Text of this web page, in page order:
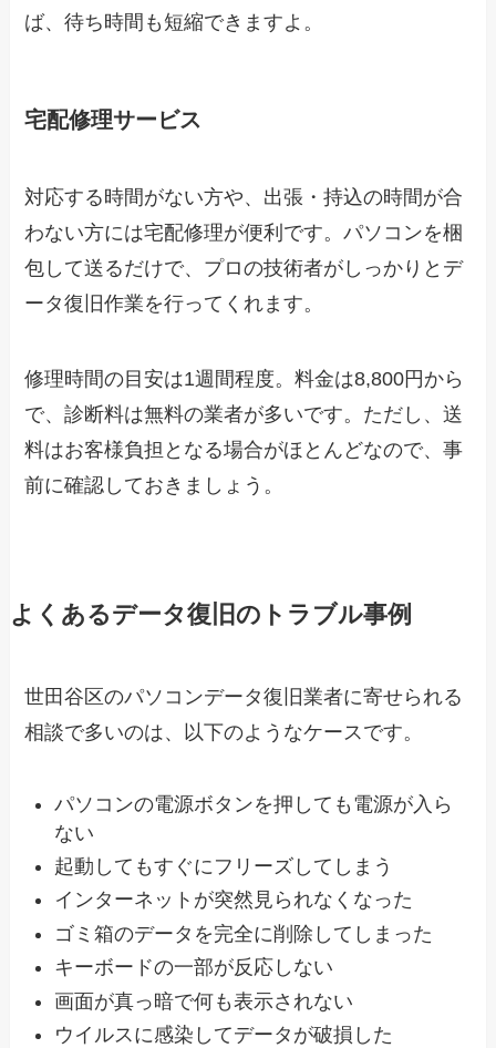
ば、待ち時間も短縮できますよ。
宅配修理サービス
対応する時間がない方や、出張・持込の時間が合
わない方には宅配修理が便利です。パソコンを梱
包して送るだけで、プロの技術者がしっかりとデ
ータ復旧作業を行ってくれます。
修理時間の目安は1週間程度。料金は8,800円から
で、診断料は無料の業者が多いです。ただし、送
料はお客様負担となる場合がほとんどなので、事
前に確認しておきましょう。
よくあるデータ復旧のトラブル事例
世田谷区のパソコンデータ復旧業者に寄せられる
相談で多いのは、以下のようなケースです。
パソコンの電源ボタンを押しても電源が入ら
ない
起動してもすぐにフリーズしてしまう
インターネットが突然見られなくなった
ゴミ箱のデータを完全に削除してしまった
キーボードの一部が反応しない
画面が真っ暗で何も表示されない
ウイルスに感染してデータが破損した